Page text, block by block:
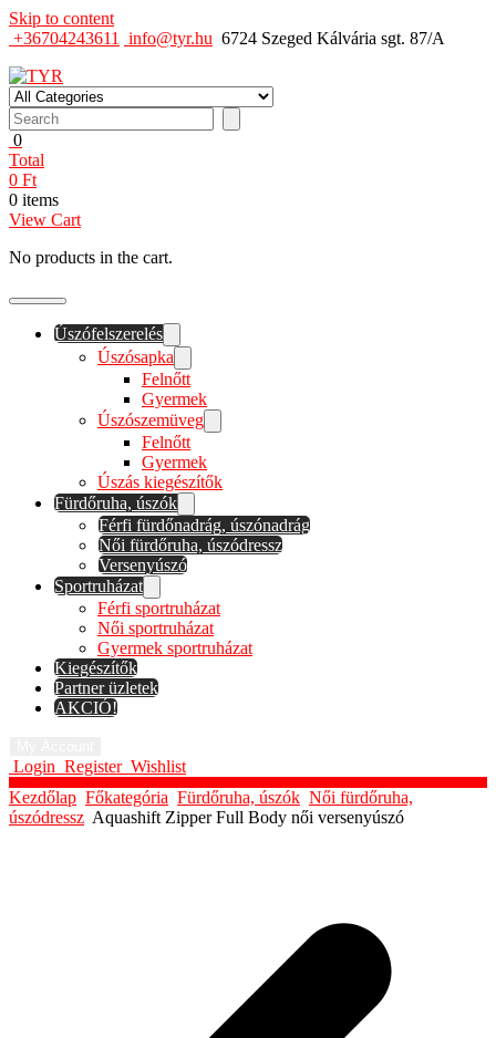
Skip to content
+36704243611
info@tyr.hu 6724 Szeged Kálvária sgt. 87/A
TYR
Úszó felszerelés
0
Total
0 Ft
0 items
View Cart
No products in the cart.
Úszófelszerelés
Úszósapka
Felnőtt
Gyermek
Úszószemüveg
Felnőtt
Gyermek
Úszás kiegészítők
Fürdőruha, úszók
Férfi fürdőnadrág, úszónadrág
Női fürdőruha, úszódressz
Versenyúszó
Sportruházat
Férfi sportruházat
Női sportruházat
Gyermek sportruházat
Kiegészítők
Partner üzletek
AKCIÓ!
Login Register Wishlist
Kezdőlap Főkategória Fürdőruha, úszók Női fürdőruha,
úszódressz Aquashift Zipper Full Body női versenyúszó